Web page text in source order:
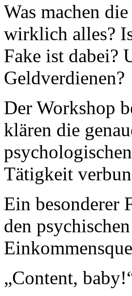
Was machen
wirklich alles?
Fake ist dabei?
Geldverdienen?
Der Workshop
klären die
Tätigkeit
Ein besonderer
den
„Content,